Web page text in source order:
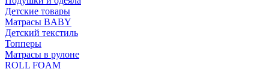
Детские товары
Матрасы BABY
Детский текстиль
Топперы
Матрасы в рулоне
ROLL FOAM